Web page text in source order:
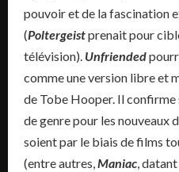
pouvoir et de la fascination
(Poltergeistprenait pour
télévision). Unfriended
comme une version libre et
de Tobe Hooper. Il
de genre pour les nouveaux
soient par le biais de films
(entre autres,Maniac,